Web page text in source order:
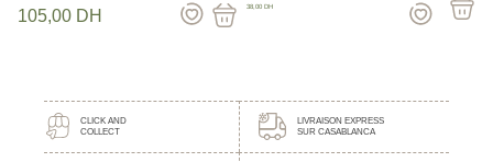
105,00 DH 38,00 DH
CLICK AND
COLLECT
LIVRAISON EXPRESS
SUR CASABLANCA